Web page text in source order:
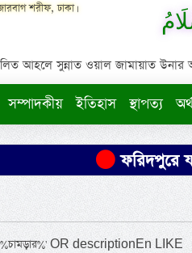
শরীফ, ঢাকা।
আহলে সুন্নাত ওয়াল জামায়াত উনার
সম্পাদকীয় ইতিহাস স্থাপত্য
ফরিদপুরে যাত্রীবাহী
OR descriptionEn LIKE